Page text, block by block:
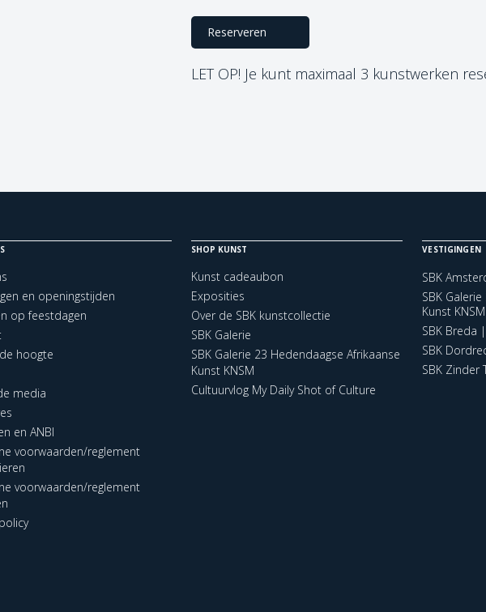
Reserveren
LET OP! Je kunt maximaal 3 kunstwerken
en openingstijden
op feestdagen
hoogte
media
en ANBI
voorwaarden/reglement
voorwaarden/reglement
SHOP KUNST
Kunst cadeaubon
Exposities
Over de SBK kunstcollectie
SBK Galerie
SBK Galerie 23 Hedendaagse Afrikaanse
Kunst KNSM
Cultuurvlog My Daily Shot of Culture
VESTIGINGEN
SBK
SBK
Kunst KNSM
SBK Breda
SBK
SBK Zinder